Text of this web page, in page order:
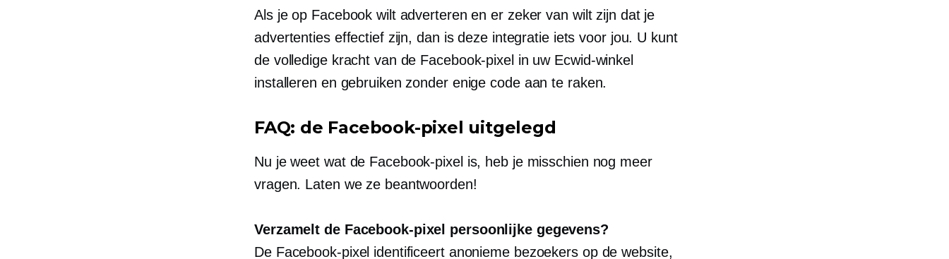
Als je op Facebook wilt adverteren en er zeker van wilt zijn dat je
advertenties effectief zijn, dan is deze integratie iets voor jou. U kunt
de volledige kracht van de Facebook-pixel in uw Ecwid-winkel
installeren en gebruiken zonder enige code aan te raken.
FAQ: de Facebook-pixel uitgelegd
Nu je weet wat de Facebook-pixel is, heb je misschien nog meer
vragen. Laten we ze beantwoorden!
Verzamelt de Facebook-pixel persoonlijke gegevens?
De Facebook-pixel identificeert anonieme bezoekers op de website,